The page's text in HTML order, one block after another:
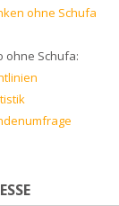
ohne Schufa
ohne Schufa: